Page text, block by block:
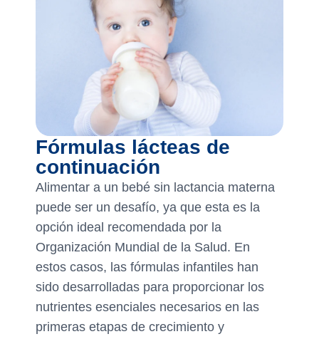
Fórmulas lácteas de
continuación
Alimentar a un bebé sin lactancia materna
puede ser un desafío, ya que esta es la
opción ideal recomendada por la
Organización Mundial de la Salud. En
estos casos, las fórmulas infantiles han
sido desarrolladas para proporcionar los
nutrientes esenciales necesarios en las
primeras etapas de crecimiento y